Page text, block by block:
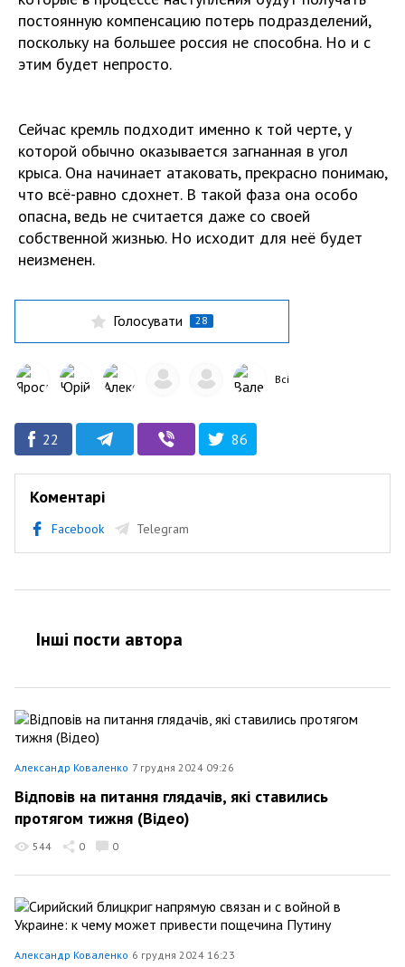
постоянную компенсацию потерь подразделений,
поскольку на большее россия не способна. Но и с
этим будет непросто.
Сейчас кремль подходит именно к той черте, у
которой обычно оказывается загнанная в угол
крыса. Она начинает атаковать, прекрасно понимаю,
что всё-равно сдохнет. В такой фаза она особо
опасна, ведь не считается даже со своей
собственной жизнью. Но исходит для неё будет
неизменен.
Голосувати 28
Всі
22 86
Коментарі
Facebook Telegram
Інші пости автора
Александр Коваленко 7 грудня 2024 09:26
Відповів на питання глядачів, які ставились
протягом тижня (Відео)
544 0 0
Александр Коваленко 6 грудня 2024 16:23